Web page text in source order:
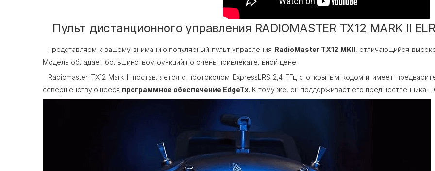
Пульт дистанционного управления RADIOMASTER TX12 MARK II
Представляем к вашему вниманию популярный пульт управления RadioMaster TX12 MKII, отличающийся
Модель обладает большинством функций по очень привлекательной цене.
Radiomaster TX12 Mark II поставляется с протоколом ExpressLRS 2,4 ГГц с открытым кодом и имеет
совершенствующееся программное обеспечение EdgeTx. К тому же, он поддерживает его предшественника –